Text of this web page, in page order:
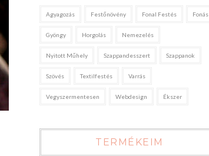
Agyagozás Festőnövény Fonal Festés Fonás
Gyöngy Horgolás Nemezelés
Nyitott Műhely Szappandesszert Szappanok
Szövés Textilfestés Varrás
Vegyszermentesen Webdesign Ékszer
TERMÉKEIM